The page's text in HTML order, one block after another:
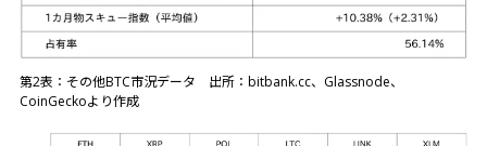
第2表：その他BTC市況データ 出所：bitbank.cc、Glassnode、
CoinGeckoより作成